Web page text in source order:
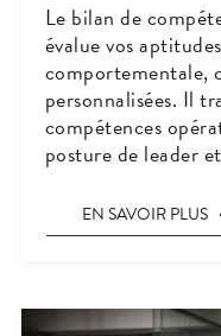
Le bilan de
évalue vos
comportementale,
personnalisées. Il
compétences
posture de leader
EN SAVOIR PLUS